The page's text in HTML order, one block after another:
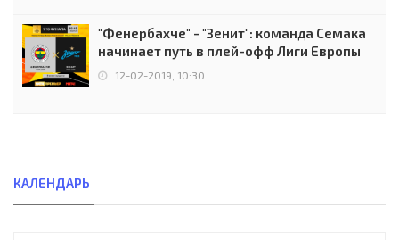
"Фенербахче" - "Зенит": команда Семака
начинает путь в плей-офф Лиги Европы
12-02-2019, 10:30
КАЛЕНДАРЬ